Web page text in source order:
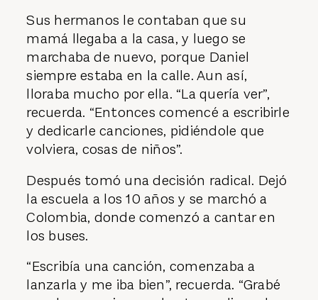
Sus hermanos le contaban que su
mamá llegaba a la casa, y luego se
marchaba de nuevo, porque Daniel
siempre estaba en la calle. Aun así,
lloraba mucho por ella. “La quería ver”,
recuerda. “Entonces comencé a escribirle
y dedicarle canciones, pidiéndole que
volviera, cosas de niños”.
Después tomó una decisión radical. Dejó
la escuela a los 10 años y se marchó a
Colombia, donde comenzó a cantar en
los buses.
“Escribía una canción, comenzaba a
lanzarla y me iba bien”, recuerda. “Grabé